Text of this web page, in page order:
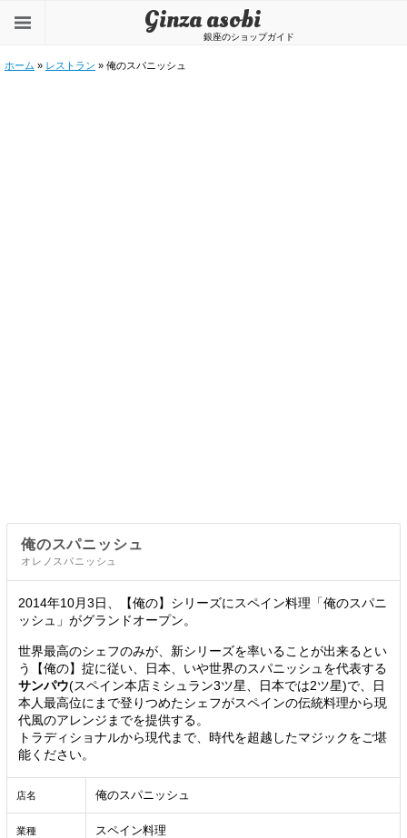
銀座のショップガイド
Ginza asobi
ホーム » レストラン » 俺のスパニッシュ
俺のスパニッシュ
オレノスパニッシュ
2014年10月3日、【俺の】シリーズにスペイン料理「俺のスパニ
ッシュ」がグランドオープン。
世界最高のシェフのみが、新シリーズを率いることが出来るとい
う【俺の】掟に従い、日本、いや世界のスパニッシュを代表する
サンパウ(スペイン本店ミシュラン3ツ星、日本では2ツ星)で、日
本人最高位にまで登りつめたシェフがスペインの伝統料理から現
代風のアレンジまでを提供する。
トラディショナルから現代まで、時代を超越したマジックをご堪
能ください。
店名 俺のスパニッシュ
業種 スペイン料理